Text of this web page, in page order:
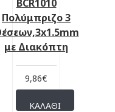
BCR1010
Πολύμπριζο 3
με Διακόπτη
9,86€
ΚΑΛΆΘΙ